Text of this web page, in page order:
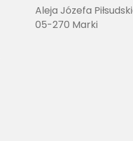
Aleja Józefa
05-270 Marki